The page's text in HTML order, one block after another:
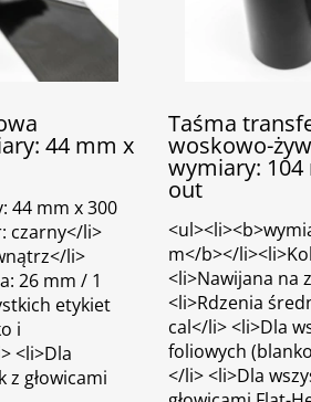
44 mm x
44 mm x 300
czarny</li>
li>
26 mm / 1
etykiet
i
<li>Dla
głowicami
Taśma
woskowo-
wymiary: 104
out
m</b></
<li>Nawijana na
<li>Rdzenia
cal</li> <li>Dla
foliowych
</li> <li>Dla